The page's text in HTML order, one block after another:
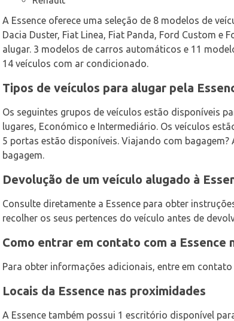
A Essence oferece uma seleção de 8 modelos de
Dacia Duster, Fiat Linea, Fiat Panda, Ford Custom e
alugar. 3 modelos de carros automáticos e 11
14 veículos com ar condicionado.
Tipos de veículos para alugar pela
Os seguintes grupos de veículos estão disponíveis
lugares, Económico e Intermediário. Os veículos
5 portas estão disponíveis. Viajando com
bagagem.
Devolução de um veículo alugado à
Consulte diretamente a Essence para obter
recolher os seus pertences do veículo antes de
Como entrar em contato com a Essence
Para obter informações adicionais, entre em
Locais da Essence nas proximidades
A Essence também possui 1 escritório disponível